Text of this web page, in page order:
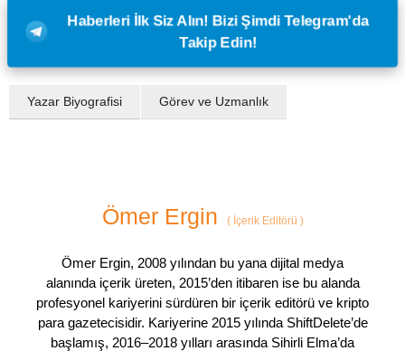
Haberleri İlk Siz Alın! Bizi Şimdi Telegram'da
Takip Edin!
Yazar Biyografisi Görev ve Uzmanlık
Ömer Ergin (İçerik Editörü )
Ömer Ergin, 2008 yılından bu yana dijital medya
alanında içerik üreten, 2015’den itibaren ise bu alanda
profesyonel kariyerini sürdüren bir içerik editörü ve kripto
para gazetecisidir. Kariyerine 2015 yılında ShiftDelete’de
başlamış, 2016–2018 yılları arasında Sihirli Elma’da